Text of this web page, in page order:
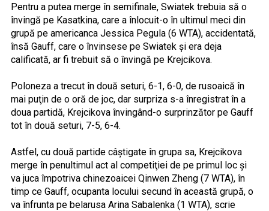
Pentru a putea merge în semifinale, Swiatek trebuia să o
învingă pe Kasatkina, care a înlocuit-o în ultimul meci din
grupă pe americanca Jessica Pegula (6 WTA), accidentată,
însă Gauff, care o învinsese pe Swiatek şi era deja
calificată, ar fi trebuit să o învingă pe Krejcikova.
Poloneza a trecut în două seturi, 6-1, 6-0, de rusoaică în
mai puţin de o oră de joc, dar surpriza s-a înregistrat în a
doua partidă, Krejcikova învingând-o surprinzător pe Gauff
tot în două seturi, 7-5, 6-4.
Astfel, cu două partide câştigate în grupa sa, Krejcikova
merge în penultimul act al competiţiei de pe primul loc şi
va juca împotriva chinezoaicei Qinwen Zheng (7 WTA), în
timp ce Gauff, ocupanta locului secund în această grupă, o
va înfrunta pe belarusa Arina Sabalenka (1 WTA), scrie